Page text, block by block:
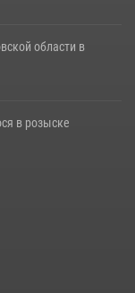
области в
в розыске